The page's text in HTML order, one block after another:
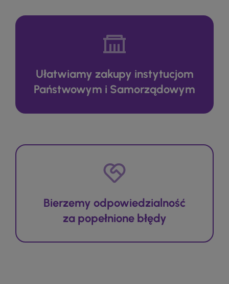
Ułatwiamy zakupy instytucjom
Państwowym i Samorządowym
Bierzemy odpowiedzialność
za popełnione błędy